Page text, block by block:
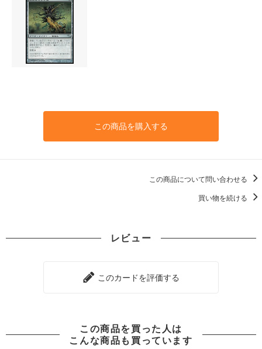
この商品を購入する
この商品について問い合わせる
買い物を続ける
レビュー
このカードを評価する
この商品を買った人は
こんな商品も買っています